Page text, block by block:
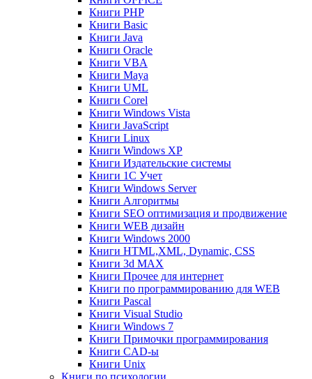
Книги PHP
Книги Basic
Книги Java
Книги Oracle
Книги VBA
Книги Maya
Книги UML
Книги Corel
Книги Windows Vista
Книги JavaScript
Книги Linux
Книги Windows XP
Книги Издательские системы
Книги 1C Учет
Книги Windows Server
Книги Алгоритмы
Книги SEO оптимизация и продвижение
Книги WEB дизайн
Книги Windows 2000
Книги HTML,XML, Dynamic, CSS
Книги 3d MAX
Книги Прочее для интернет
Книги по программированию для WEB
Книги Pascal
Книги Visual Studio
Книги Windows 7
Книги Примочки программирования
Книги CAD-ы
Книги Unix
Книги по психологии